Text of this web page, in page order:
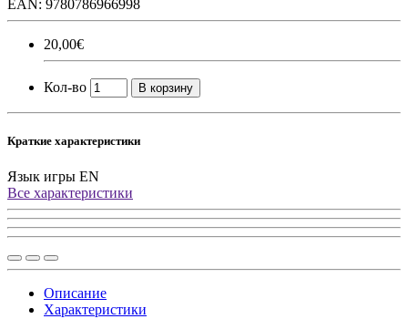
EAN: 9780786966998
20,00€
Кол-во В корзину
Краткие характеристики
Язык игры EN
Все характеристики
Описание
Характеристики